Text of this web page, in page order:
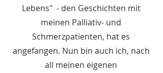
Lebens" - den Geschichten mit
meinen Palliativ- und
Schmerzpatienten, hat es
angefangen. Nun bin auch ich, nach
all meinen eigenen